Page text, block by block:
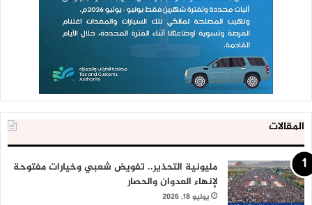
المقالات
مليونية التحذير.. تفويض شعبي وخيارات مفتوحة
لإنهاء العدوان والحصار
يوليو 18, 2026